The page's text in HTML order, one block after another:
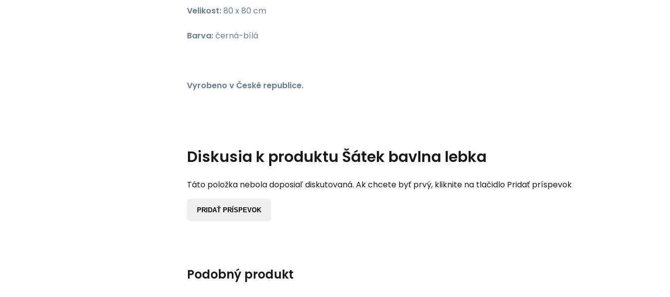
Velikost:80 x 80 cm
Barva:černá-bílá
Vyrobeno v České republice.
Diskusia k produktu Šátek bavlna lebka
Táto položka nebola doposiaľ diskutovaná. Ak chcete byť prvý, kliknite na tlačidlo Pridať príspevok
PRIDAŤ PRÍSPEVOK
Podobný produkt